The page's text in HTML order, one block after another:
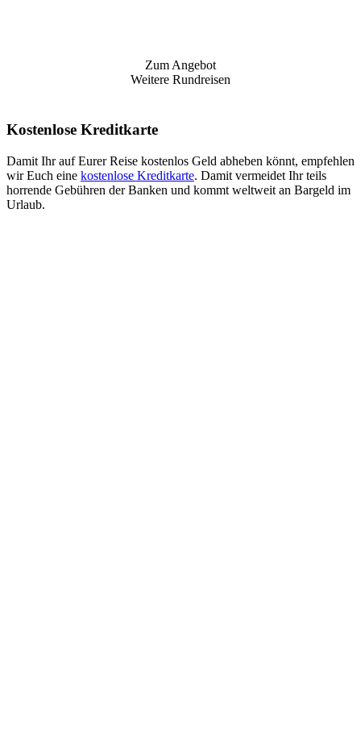
Zum Angebot
Weitere Rundreisen
Kostenlose Kreditkarte
Damit Ihr auf Eurer Reise kostenlos Geld abheben könnt, empfehlen
wir Euch eine kostenlose Kreditkarte. Damit vermeidet Ihr teils
horrende Gebühren der Banken und kommt weltweit an Bargeld im
Urlaub.